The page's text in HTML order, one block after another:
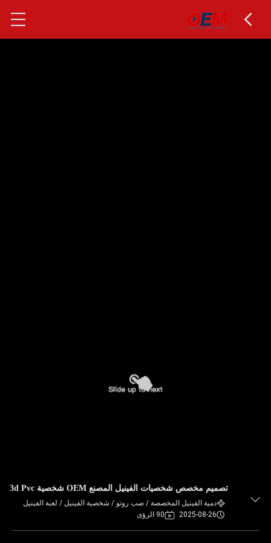
تصميم مخصص شخصيات الفينيل المصنع OEM شخصية 3d Pvc
دمية الفينيل المخصصة / صب روتو / شخصية الفينيل / لعبة الفينيل
2025-08-26
90 الرؤى